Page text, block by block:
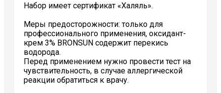
Набор имеет сертификат «Халяль».
Меры предосторожности: только для
профессионального применения, оксидант-
крем 3% BRONSUN содержит перекись
водорода.
Перед применением нужно провести тест на
чувствительность, в случае аллергической
реакции обратиться к врачу.